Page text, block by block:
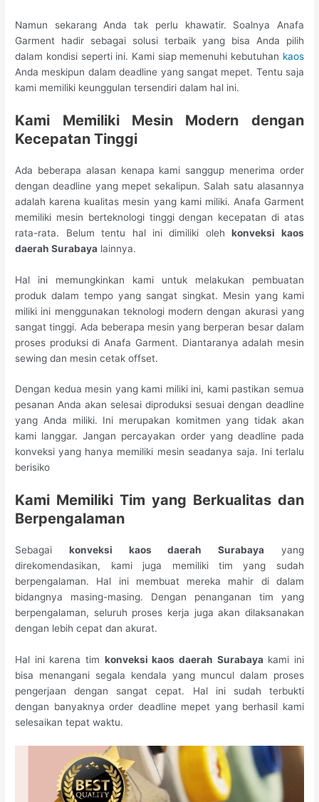
Namun sekarang Anda tak perlu khawatir. Soalnya Anafa
Garment hadir sebagai solusi terbaik yang bisa Anda pilih
dalam kondisi seperti ini. Kami siap memenuhi kebutuhan kaos
Anda meskipun dalam deadline yang sangat mepet. Tentu saja
kami memiliki keunggulan tersendiri dalam hal ini.
Kami Memiliki Mesin Modern dengan
Kecepatan Tinggi
Ada beberapa alasan kenapa kami sanggup menerima order
dengan deadline yang mepet sekalipun. Salah satu alasannya
adalah karena kualitas mesin yang kami miliki. Anafa Garment
memiliki mesin berteknologi tinggi dengan kecepatan di atas
rata-rata. Belum tentu hal ini dimiliki olehkonveksi kaos
daerah Surabaya lainnya.
Hal ini memungkinkan kami untuk melakukan pembuatan
produk dalam tempo yang sangat singkat. Mesin yang kami
miliki ini menggunakan teknologi modern dengan akurasi yang
sangat tinggi. Ada beberapa mesin yang berperan besar dalam
proses produksi di Anafa Garment. Diantaranya adalah mesin
sewing dan mesin cetak offset.
Dengan kedua mesin yang kami miliki ini, kami pastikan semua
pesanan Anda akan selesai diproduksi sesuai dengan deadline
yang Anda miliki. Ini merupakan komitmen yang tidak akan
kami langgar. Jangan percayakan order yang deadline pada
konveksi yang hanya memiliki mesin seadanya saja. Ini terlalu
berisiko
Kami Memiliki Tim yang Berkualitas dan
Berpengalaman
Sebagai konveksi kaos daerah Surabaya yang
direkomendasikan, kami juga memiliki tim yang sudah
berpengalaman. Hal ini membuat mereka mahir di dalam
bidangnya masing-masing. Dengan penanganan tim yang
berpengalaman, seluruh proses kerja juga akan dilaksanakan
dengan lebih cepat dan akurat.
Hal ini karena tim konveksi kaos daerah Surabayakami ini
bisa menangani segala kendala yang muncul dalam proses
pengerjaan dengan sangat cepat. Hal ini sudah terbukti
dengan banyaknya order deadline mepet yang berhasil kami
selesaikan tepat waktu.